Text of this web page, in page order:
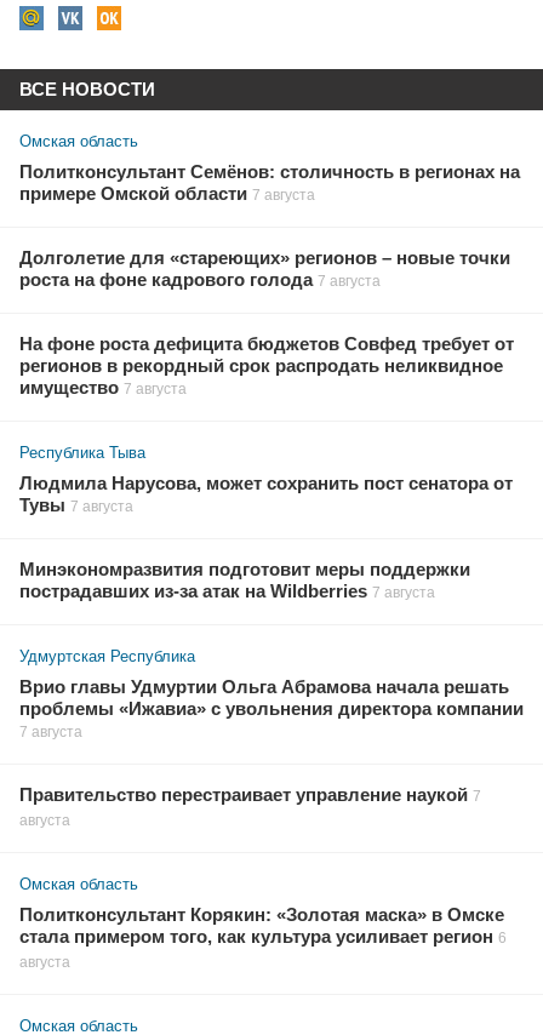
ВСЕ НОВОСТИ
Омская область
Политконсультант Семёнов: столичность в регионах на
примере Омской области 7 августа
Долголетие для «стареющих» регионов – новые точки
роста на фоне кадрового голода 7 августа
На фоне роста дефицита бюджетов Совфед требует от
регионов в рекордный срок распродать неликвидное
имущество 7 августа
Республика Тыва
Людмила Нарусова, может сохранить пост сенатора от
Тувы 7 августа
Минэкономразвития подготовит меры поддержки
пострадавших из-за атак на Wildberries 7 августа
Удмуртская Республика
Врио главы Удмуртии Ольга Абрамова начала решать
проблемы «Ижавиа» с увольнения директора компании
7 августа
Правительство перестраивает управление наукой 7
августа
Омская область
Политконсультант Корякин: «Золотая маска» в Омске
стала примером того, как культура усиливает регион 6
августа
Омская область